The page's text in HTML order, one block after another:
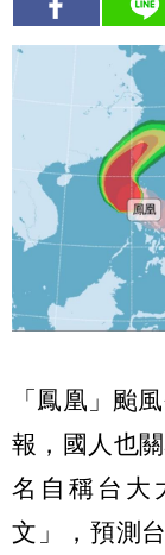
「鳳凰」颱
報，國人也
名自稱台大
文」，預測